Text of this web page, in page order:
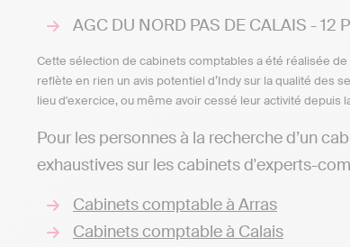
AGC DU NORD PAS DE CALAIS - 12
Cette sélection de cabinets comptables a été réalisée
reflète en rien un avis potentiel d’Indy sur la qualité des
lieu d'exercice, ou même avoir cessé leur activité depuis
Pour les personnes à la recherche d’un
exhaustives sur les cabinets d'experts-
Cabinets comptable à Arras
Cabinets comptable à Calais